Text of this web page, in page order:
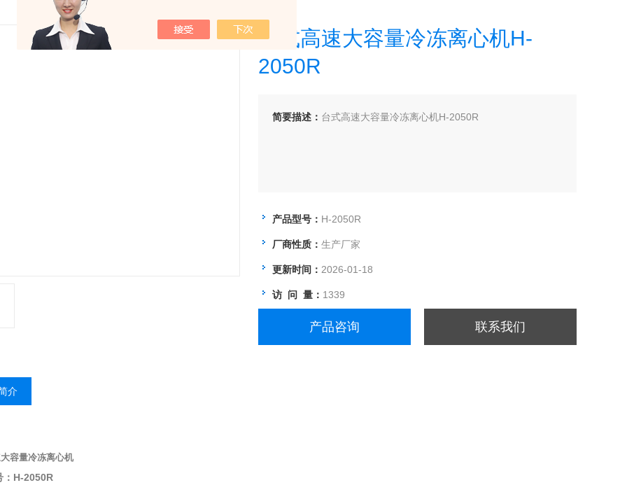
台式高速大容量冷冻离心机H-
2050R
简要描述： 台式高速大容量冷冻离心机H-2050R
产品型号： H-2050R
厂商性质： 生产厂家
更新时间： 2026-01-18
访 问 量： 1339
产品咨询 联系我们
介
容量冷冻离心机
：H-2050R